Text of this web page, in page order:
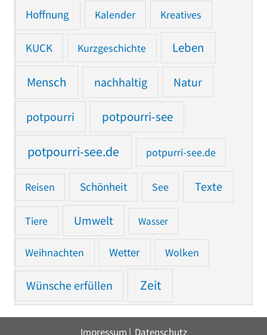
Hoffnung Kalender Kreatives
KUCK Kurzgeschichte Leben
Mensch nachhaltig Natur
potpourri potpourri-see
potpourri-see.de potpurri-see.de
Reisen Schönheit See Texte
Tiere Umwelt Wasser
Weihnachten Wetter Wolken
Wünsche erfüllen Zeit
Impressum | Datenschutz